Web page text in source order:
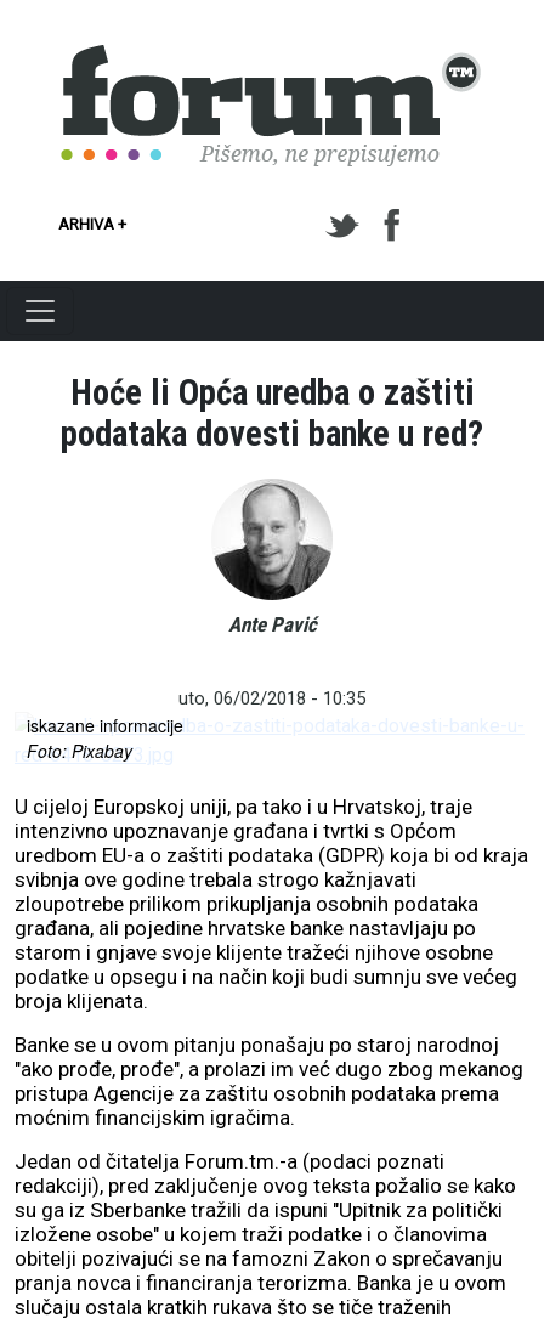
ARHIVA +
Hoće li Opća uredba o zaštiti
podataka dovesti banke u red?
Ante Pavić
uto, 06/02/2018 - 10:35
nedostatne ili nedovoljno jasne, a ponekad čak i pogrešno
iskazane informacije
Foto: Pixabay
U cijeloj Europskoj uniji, pa tako i u Hrvatskoj, traje
intenzivno upoznavanje građana i tvrtki s Općom
uredbom EU-a o zaštiti podataka (GDPR) koja bi od kraja
svibnja ove godine trebala strogo kažnjavati
zloupotrebe prilikom prikupljanja osobnih podataka
građana, ali pojedine hrvatske banke nastavljaju po
starom i gnjave svoje klijente tražeći njihove osobne
podatke u opsegu i na način koji budi sumnju sve većeg
broja klijenata.
Banke se u ovom pitanju ponašaju po staroj narodnoj
"ako prođe, prođe", a prolazi im već dugo zbog mekanog
pristupa Agencije za zaštitu osobnih podataka prema
moćnim financijskim igračima.
Jedan od čitatelja Forum.tm.-a (podaci poznati
redakciji), pred zaključenje ovog teksta požalio se kako
su ga iz Sberbanke tražili da ispuni "Upitnik za politički
izložene osobe" u kojem traži podatke i o članovima
obitelji pozivajući se na famozni Zakon o sprečavanju
pranja novca i financiranja terorizma. Banka je u ovom
slučaju ostala kratkih rukava što se tiče traženih